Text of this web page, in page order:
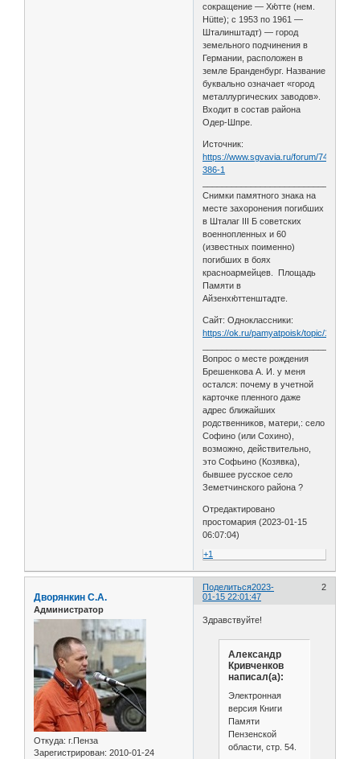
сокращение — Хю́тте (нем.
Hütte); с 1953 по 1961 —
Шталинштадт) — город
земельного подчинения в
Германии, расположен в
земле Бранденбург. Название
буквально означает «город
металлургических заводов».
Входит в состав района
Одер-Шпре.
Источник:
https://www.sgvavia.ru/forum/745-
386-1
Снимки памятного знака на
месте захоронения погибших
в Шталаг III Б советских
военнопленных и 60
(известных поименно)
погибших в боях
красноармейцев. Площадь
Памяти в
Айзенхю́ттенштадте.
Сайт: Одноклассники:
https://ok.ru/pamyatpoisk/topic/
Вопрос о месте рождения
Брешенкова А. И. у меня
остался: почему в учетной
карточке пленного даже
адрес ближайших
родственников, матери,: село
Софино (или Сохино),
возможно, действительно,
это Софьино (Козявка),
бывшее русское село
Земетчинского района ?
Отредактировано
простомария (2023-01-15
06:07:04)
+1
Поделиться 2
2023-
01-15 22:01:47
Дворянкин С.А.
Администратор
Откуда: г.Пенза
Зарегистрирован: 2010-01-24
Здравствуйте!
Александр
Кривченков
написал(а):
Электронная
версия Книги
Памяти
Пензенской
области, стр. 54.